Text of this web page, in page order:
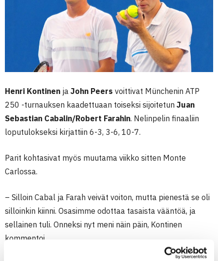
Henri Kontinen ja John Peers voittivat Münchenin ATP
250 -turnauksen kaadettuaan toiseksi sijoitetun Juan
Sebastian Cabalin/Robert Farahin. Nelinpelin finaaliin
loputulokseksi kirjattiin 6-3, 3-6, 10-7.
Parit kohtasivat myös muutama viikko sitten Monte
Carlossa.
– Silloin Cabal ja Farah veivät voiton, mutta pienestä se oli
silloinkin kiinni. Osasimme odottaa tasaista vääntöä, ja
sellainen tuli. Onneksi nyt meni näin päin, Kontinen
kommentoi.